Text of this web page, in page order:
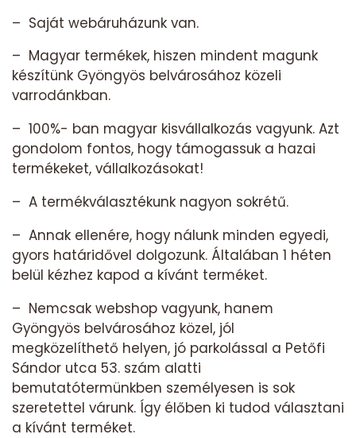
– Saját webáruházunk van.
– Magyar termékek, hiszen mindent magunk
készítünk Gyöngyös belvárosához közeli
varrodánkban.
– 100%- ban magyar kisvállalkozás vagyunk. Azt
gondolom fontos, hogy támogassuk a hazai
termékeket, vállalkozásokat!
– A termékválasztékunk nagyon sokrétű.
– Annak ellenére, hogy nálunk minden egyedi,
gyors határidővel dolgozunk. Általában 1 héten
belül kézhez kapod a kívánt terméket.
– Nemcsak webshop vagyunk, hanem
Gyöngyös belvárosához közel, jól
megközelíthető helyen, jó parkolással a Petőfi
Sándor utca 53. szám alatti
bemutatótermünkben személyesen is sok
szeretettel várunk. Így élőben ki tudod választani
a kívánt terméket.